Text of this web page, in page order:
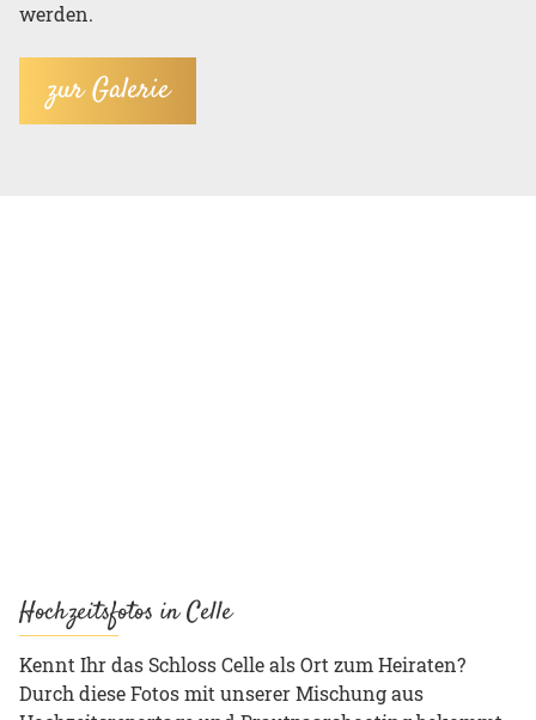
werden.
zur Galerie
Hochzeitsfotos in Celle
Kennt Ihr das Schloss Celle als Ort zum Heiraten?
Durch diese Fotos mit unserer Mischung aus